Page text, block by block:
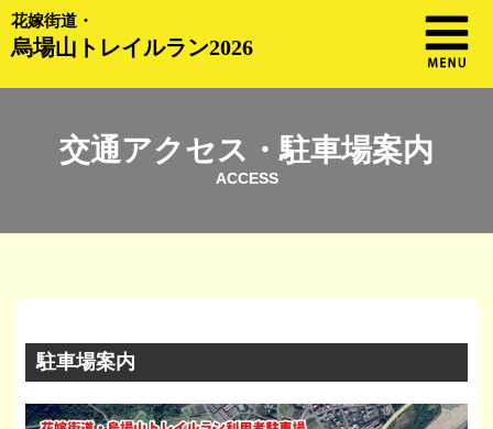
花嫁街道・
烏場山トレイルラン2026
交通アクセス・駐車場案内
ACCESS
駐車場案内